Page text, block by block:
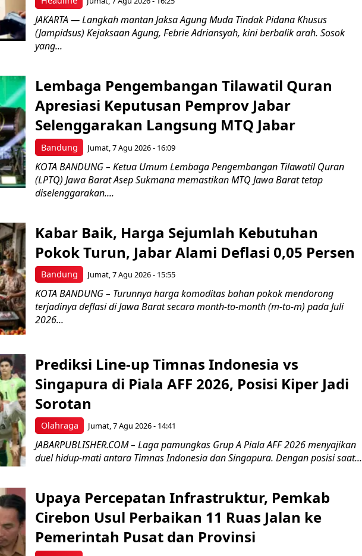
JAKARTA — Langkah mantan Jaksa Agung Muda Tindak Pidana Khusus
(Jampidsus) Kejaksaan Agung, Febrie Adriansyah, kini berbalik arah. Sosok
yang...
Bandung
Lembaga Pengembangan Tilawatil Quran
Apresiasi Keputusan Pemprov Jabar
Selenggarakan Langsung MTQ Jabar
Jumat, 7 Agu 2026 - 16:09
KOTA BANDUNG – Ketua Umum Lembaga Pengembangan Tilawatil Quran
(LPTQ) Jawa Barat Asep Sukmana memastikan MTQ Jawa Barat tetap
diselenggarakan....
Bandung
Kabar Baik, Harga Sejumlah Kebutuhan
Pokok Turun, Jabar Alami Deflasi 0,05 Persen
Jumat, 7 Agu 2026 - 15:55
KOTA BANDUNG – Turunnya harga komoditas bahan pokok mendorong
terjadinya deflasi di Jawa Barat secara month-to-month (m-to-m) pada Juli
2026...
Olahraga
Prediksi Line-up Timnas Indonesia vs
Singapura di Piala AFF 2026, Posisi Kiper Jadi
Sorotan
Jumat, 7 Agu 2026 - 14:41
JABARPUBLISHER.COM – Laga pamungkas Grup A Piala AFF 2026 menyajikan
duel hidup-mati antara Timnas Indonesia dan Singapura. Dengan posisi saat...
Upaya Percepatan Infrastruktur, Pemkab
Cirebon Usul Perbaikan 11 Ruas Jalan ke
Pemerintah Pusat dan Provinsi